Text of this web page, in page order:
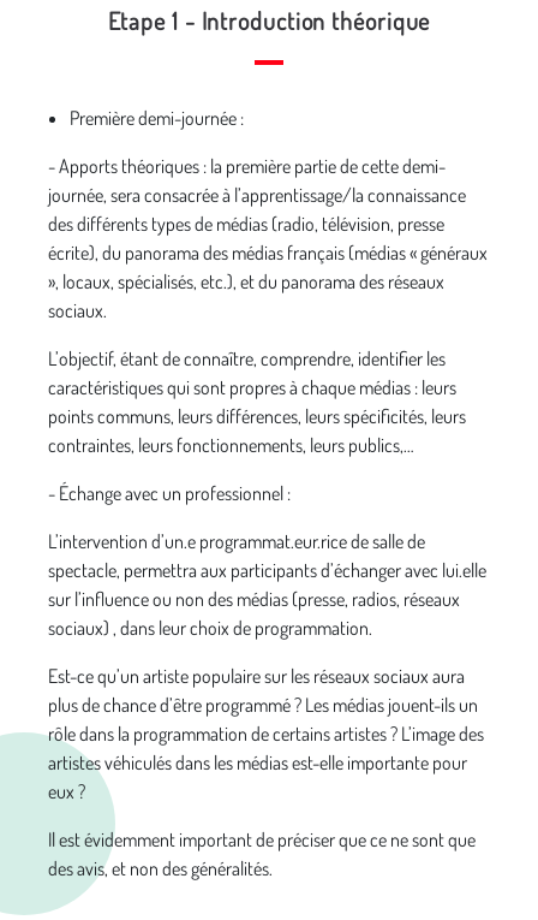
Etape 1 - Introduction théorique
Première demi-journée :
- Apports théoriques : la première partie de cette demi-
journée, sera consacrée à l’apprentissage/la connaissance
des différents types de médias (radio, télévision, presse
écrite), du panorama des médias français (médias « généraux
», locaux, spécialisés, etc.), et du panorama des réseaux
sociaux.
L’objectif, étant de connaître, comprendre, identifier les
caractéristiques qui sont propres à chaque médias : leurs
points communs, leurs différences, leurs spécificités, leurs
contraintes, leurs fonctionnements, leurs publics,…
- Échange avec un professionnel :
L’intervention d’un.e programmat.eur.rice de salle de
spectacle, permettra aux participants d’échanger avec lui.elle
sur l’influence ou non des médias (presse, radios, réseaux
sociaux) , dans leur choix de programmation.
Est-ce qu’un artiste populaire sur les réseaux sociaux aura
plus de chance d’être programmé ? Les médias jouent-ils un
rôle dans la programmation de certains artistes ? L’image des
artistes véhiculés dans les médias est-elle importante pour
eux ?
Il est évidemment important de préciser que ce ne sont que
des avis, et non des généralités.